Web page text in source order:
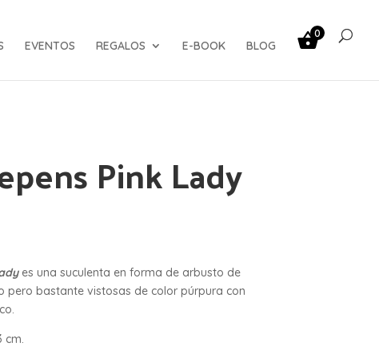
EVENTOS REGALOS E-BOOK BLOG
0
Pink Lady
es una suculenta en forma de arbusto de
pero bastante vistosas de color púrpura con